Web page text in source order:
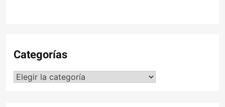
Categorías
Categorías